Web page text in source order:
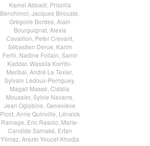
Kamel Abbadi Priscilla
Benchimol Jacques Birouste
Grégoire Bordes, Alain
Bourguignat, Alexis
Cavaillon Peter Crevant,
Sébastien Derue Karim
Ferhi Nadine Follain Samir
Kaddar, Wassila Korribi-
Meribai André Le Texier,
Sylvain Ledoux-Perriguey,
Magali Massé Cidàlia
Moussier, Sylvie Navarre
Jean Oglobine Geneviève
Picot, Anne Quinville Lénaïck
Ramage Eric Rasolo Marie-
Candide Samaké Ertan
Yilmaz Arezki Youcef-Khodja